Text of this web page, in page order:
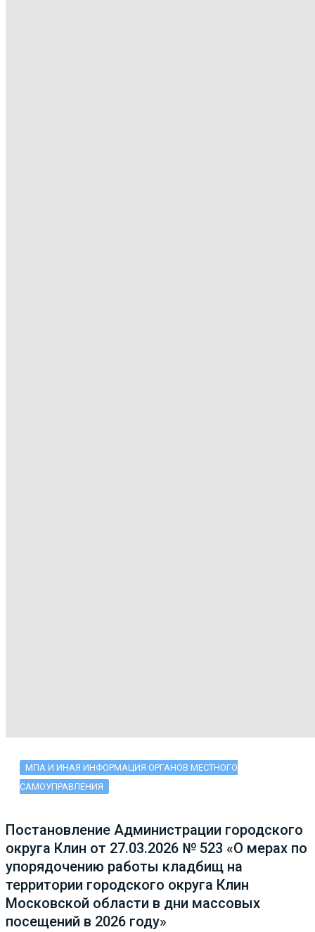
МПА И ИНАЯ ИНФОРМАЦИЯ ОРГАНОВ МЕСТНОГО
САМОУПРАВЛЕНИЯ
Постановление Администрации городского
округа Клин от 27.03.2026 № 523 «О мерах по
упорядочению работы кладбищ на
территории городского округа Клин
Московской области в дни массовых
посещений в 2026 году»